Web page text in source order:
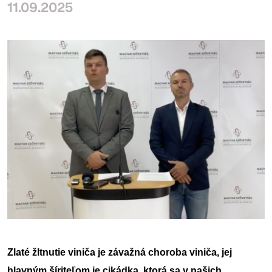
11.09.2025
Zlaté žltnutie viniča je závažná choroba viniča, jej